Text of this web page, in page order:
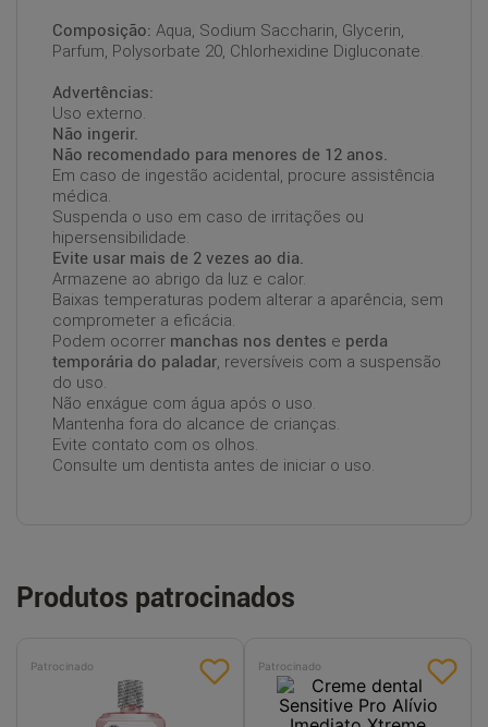
Composição: Aqua, Sodium Saccharin, Glycerin,
Parfum, Polysorbate 20, Chlorhexidine Digluconate.
Advertências:
Uso externo.
Não ingerir.
Não recomendado para menores de 12 anos.
Em caso de ingestão acidental, procure assistência
médica.
Suspenda o uso em caso de irritações ou
hipersensibilidade.
Evite usar mais de 2 vezes ao dia.
Armazene ao abrigo da luz e calor.
Baixas temperaturas podem alterar a aparência, sem
comprometer a eficácia.
Podem ocorrer manchas nos dentes e perda
temporária do paladar, reversíveis com a suspensão
do uso.
Não enxágue com água após o uso.
Mantenha fora do alcance de crianças.
Evite contato com os olhos.
Consulte um dentista antes de iniciar o uso.
Produtos patrocinados
Patrocinado Patrocinado